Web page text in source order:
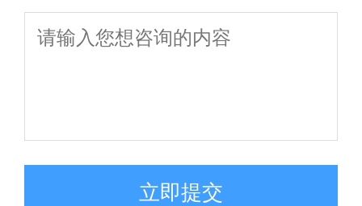
立即提交